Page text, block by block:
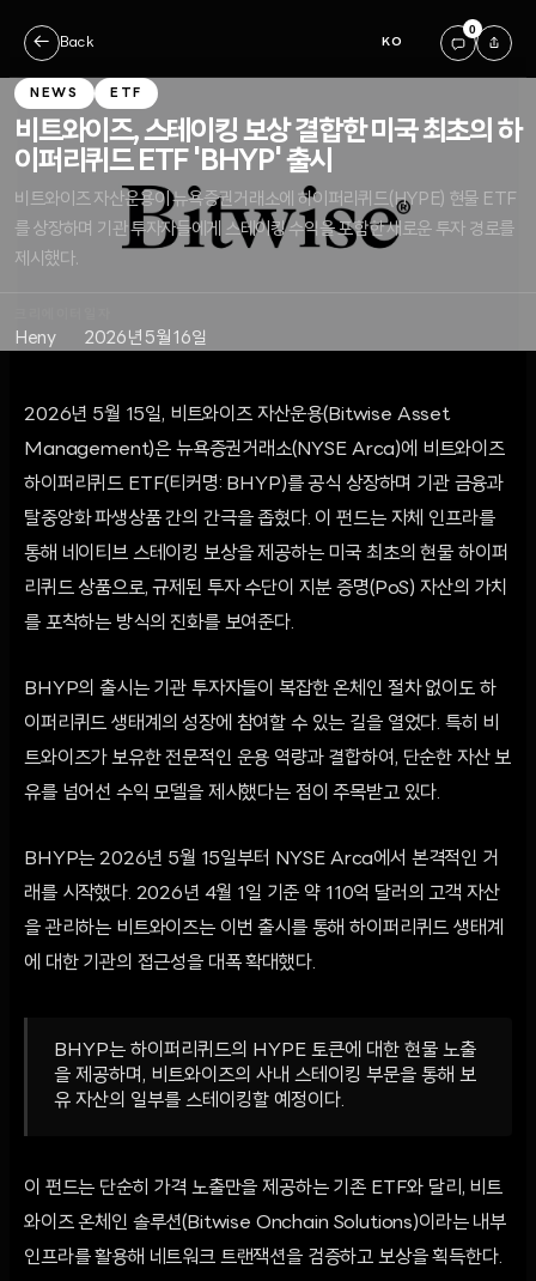
← Back KO
0
NEWS ETF
비트와이즈, 스테이킹 보상 결합한 미국 최초의 하
이퍼리퀴드 ETF 'BHYP' 출시
비트와이즈 자산운용이 뉴욕증권거래소에 하이퍼리퀴드(HYPE) 현물 ETF
를 상장하며 기관 투자자들에게 스테이킹 수익을 포함한 새로운 투자 경로를
제시했다.
Heny 2026년 5월 16일
2026년 5월 15일, 비트와이즈 자산운용(Bitwise Asset
Management)은 뉴욕증권거래소(NYSE Arca)에 비트와이즈
하이퍼리퀴드 ETF(티커명: BHYP)를 공식 상장하며 기관 금융과
탈중앙화 파생상품 간의 간극을 좁혔다. 이 펀드는 자체 인프라를
통해 네이티브 스테이킹 보상을 제공하는 미국 최초의 현물 하이퍼
리퀴드 상품으로, 규제된 투자 수단이 지분 증명(PoS) 자산의 가치
를 포착하는 방식의 진화를 보여준다.
BHYP의 출시는 기관 투자자들이 복잡한 온체인 절차 없이도 하
이퍼리퀴드 생태계의 성장에 참여할 수 있는 길을 열었다. 특히 비
트와이즈가 보유한 전문적인 운용 역량과 결합하여, 단순한 자산 보
유를 넘어선 수익 모델을 제시했다는 점이 주목받고 있다.
BHYP는 2026년 5월 15일부터 NYSE Arca에서 본격적인 거
래를 시작했다. 2026년 4월 1일 기준 약 110억 달러의 고객 자산
을 관리하는 비트와이즈는 이번 출시를 통해 하이퍼리퀴드 생태계
에 대한 기관의 접근성을 대폭 확대했다.
BHYP는 하이퍼리퀴드의 HYPE 토큰에 대한 현물 노출
을 제공하며, 비트와이즈의 사내 스테이킹 부문을 통해 보
유 자산의 일부를 스테이킹할 예정이다.
이 펀드는 단순히 가격 노출만을 제공하는 기존 ETF와 달리, 비트
와이즈 온체인 솔루션(Bitwise Onchain Solutions)이라는 내부
인프라를 활용해 네트워크 트랜잭션을 검증하고 보상을 획득한다.